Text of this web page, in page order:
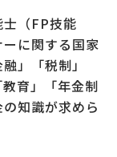
（FP技能
に関する国家
」「税制」
育」「年金制
知識が求めら